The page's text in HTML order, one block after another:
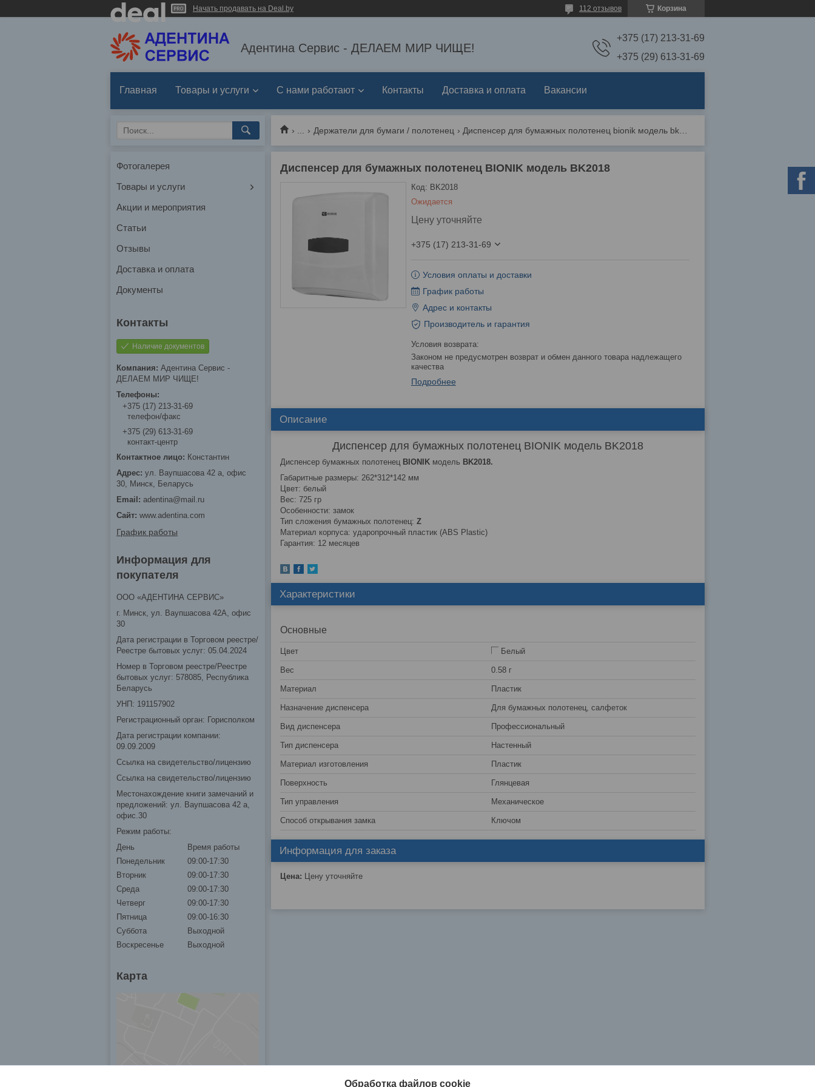
Начать продавать на Deal.by Корзина
112 отзывов
Адентина Сервис - ДЕЛАЕМ МИР ЧИЩЕ!
+375 (17) 213-31-69
+375 (29) 613-31-69
Главная Товары и услуги С нами работают Контакты Доставка и оплата Вакансии
Держатели для бумаги / полотенец
Диспенсер для бумажных полотенец BIONIK модель BK2018
Ожидается
Код: BK2018
Цену уточняйте
+375 (17) 213-31-69
Условия оплаты и доставки
График работы
Адрес и контакты
Производитель и гарантия
Законом не предусмотрен возврат и обмен данного товара надлежащего
качества
Подробнее
Описание
Диспенсер для бумажных полотенец BIONIK модель BK2018
Диспенсер бумажных полотенец BIONIK модель BK2018.
Габаритные размеры: 262*312*142 мм
Цвет: белый
Вес: 725 гр
Особенности: замок
Тип сложения бумажных полотенец: Z
Материал корпуса: ударопрочный пластик (ABS Plastic)
Гарантия: 12 месяцев
Характеристики
Основные
Цвет Белый
Вес 0.58 г
Материал Пластик
Назначение диспенсера Для бумажных полотенец, салфеток
Вид диспенсера Профессиональный
Тип диспенсера Настенный
Материал изготовления Пластик
Поверхность Глянцевая
Тип управления Механическое
Способ открывания замка Ключом
Информация для заказа
Цена: Цену уточняйте
Фотогалерея
Товары и услуги
Акции и мероприятия
Статьи
Отзывы
Доставка и оплата
Документы
Наличие документов
Адентина Сервис -
ДЕЛАЕМ МИР ЧИЩЕ!
+375 (17) 213-31-69
телефон/факс
+375 (29) 613-31-69
контакт-центр
Константин
ул. Ваупшасова 42 а, офис
30, Минск, Беларусь
adentina@mail.ru
www.adentina.com
График работы
Информация для
покупателя
ООО «АДЕНТИНА СЕРВИС»
г. Минск, ул. Ваупшасова 42А, офис
30
Дата регистрации в Торговом реестре/
Реестре бытовых услуг: 05.04.2024
Номер в Торговом реестре/Реестре
бытовых услуг: 578085, Республика
Беларусь
УНП: 191157902
Регистрационный орган: Горисполком
Дата регистрации компании:
09.09.2009
Ссылка на свидетельство/лицензию
Ссылка на свидетельство/лицензию
Местонахождение книги замечаний и
предложений: ул. Ваупшасова 42 а,
офис.30
Режим работы:
День
Время работы
Понедельник
09:00-17:30
Вторник
09:00-17:30
Среда
09:00-17:30
Четверг
09:00-17:30
Пятница
09:00-16:30
Суббота
Выходной
Воскресенье
Выходной
Карта
Обработка файлов cookie